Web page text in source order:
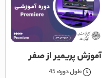
آموزش پریمیر از صفر
طول دوره: 45